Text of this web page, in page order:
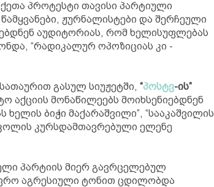
პროტესტი თავისი პარტიული
წამყვანები, ჟურნალისტები და შერჩეული
აუდიტორიას, რომ ხელისუფლებას
“რადიკალურ ოპოზიციას კი -
გასულ სიუჟეტში, “პოსტვ-ის”
აქციის მონაწილეებს მოიხსენიებდნენ
ბიჭი მაქარაშვილი”, “სააკაშვილის
კურსდამთავრებული ელენე
პარტიის მიერ გავრცელებულ
აგრესიული ტონით ცდილობდა